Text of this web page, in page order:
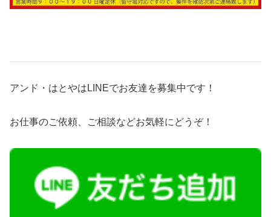
アンド・はとやはLINEでお友達を募集中です！
お仕事のご依頼、ご相談などお気軽にどうぞ！